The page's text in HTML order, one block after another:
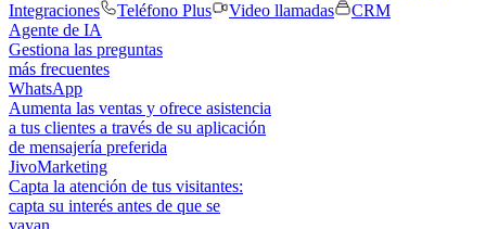
Integraciones
Teléfono Plus Video llamadas
CRM
Agente de IA
Gestiona las preguntas
más frecuentes
WhatsApp
Aumenta las ventas y ofrece asistencia
a tus clientes a través de su aplicación
de mensajería preferida
JivoMarketing
Capta la atención de tus visitantes:
capta su interés antes de que se
vayan